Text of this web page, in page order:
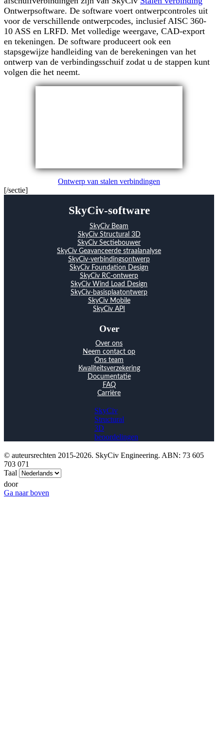
Ontwerpsoftware. De software voert ontwerpcontroles uit
voor de verschillende ontwerpcodes, inclusief AISC 360-
10 ASS en LRFD. Met volledige weergave, CAD-export
en tekeningen. De software produceert ook een
stapsgewijze handleiding van de berekeningen van het
ontwerp van de verbindingsschuif zodat u de stappen kunt
volgen die het neemt.
Ontwerp van stalen verbindingen
[/sectie]
SkyCiv-software
SkyCiv Beam
SkyCiv Structural 3D
SkyCiv Sectiebouwer
SkyCiv Geavanceerde straalanalyse
SkyCiv-verbindingsontwerp
SkyCiv Foundation Design
SkyCiv RC-ontwerp
SkyCiv Wind Load Design
SkyCiv-basisplaatontwerp
SkyCiv Mobile
SkyCiv API
Over
Over ons
Neem contact op
Ons team
Kwaliteitsverzekering
Documentatie
FAQ
Carrière
SkyCiv
Structural
3D
beoordelingen
© auteursrechten 2015-2026. SkyCiv Engineering. ABN: 73 605
703 071
Taal
door
Ga naar boven